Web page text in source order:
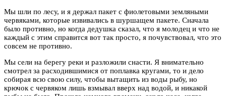
Мы шли по лесу, и я держал пакет с фиолетовыми земляными
червяками, которые извивались в шуршащем пакете. Сначала
было противно, но когда дедушка сказал, что я молодец и что не
каждый с этим справится вот так просто, я почувствовал, что это
совсем не противно.
Мы сели на берегу реки и разложили снасти. Я внимательно
смотрел за расходившимися от поплавка кругами, то и дело
собирая всю свою силу, чтобы вытащить из воды рыбу, но
крючок с червяком лишь взмывал вверх над водой, и никакой